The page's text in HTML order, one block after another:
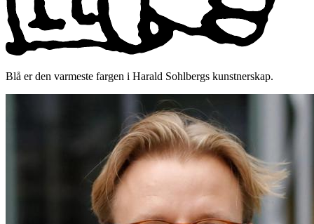
Blå er den varmeste fargen i Harald Sohlbergs kunstnerskap.